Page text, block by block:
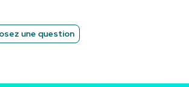
une question